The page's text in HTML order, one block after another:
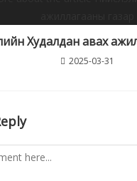
Худалдан авах
2025-03-31